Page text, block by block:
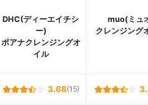
DHC(ディーエイチシ
ー)
ポアナクレンジングオ
イル
muo(ミュ
クレンジング
3.68(15)